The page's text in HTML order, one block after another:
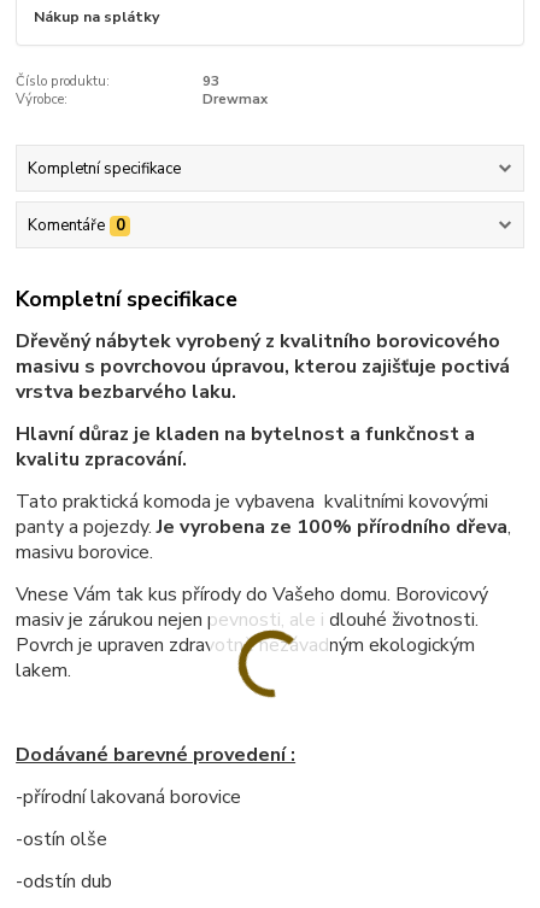
Nákup na splátky
Číslo produktu:
93
Výrobce:
Drewmax
Kompletní specifikace
Komentáře 0
Kompletní specifikace
Dřevěný nábytek vyrobený z kvalitního borovicového
masivu s povrchovou úpravou, kterou zajišťuje poctivá
vrstva bezbarvého laku.
Hlavní důraz je kladen na bytelnost a funkčnost a
kvalitu zpracování.
Tato praktická komoda je vybavena kvalitními kovovými
panty a pojezdy.Je vyrobena ze 100% přírodního dřeva,
masivu borovice.
Vnese Vám tak kus přírody do Vašeho domu. Borovicový
masiv je zárukou nejen pevnosti, ale i dlouhé životnosti.
Povrch je upraven zdravotně nezávadným ekologickým
lakem.
Dodávané barevné provedení :
-přírodní lakovaná borovice
-ostín olše
-odstín dub